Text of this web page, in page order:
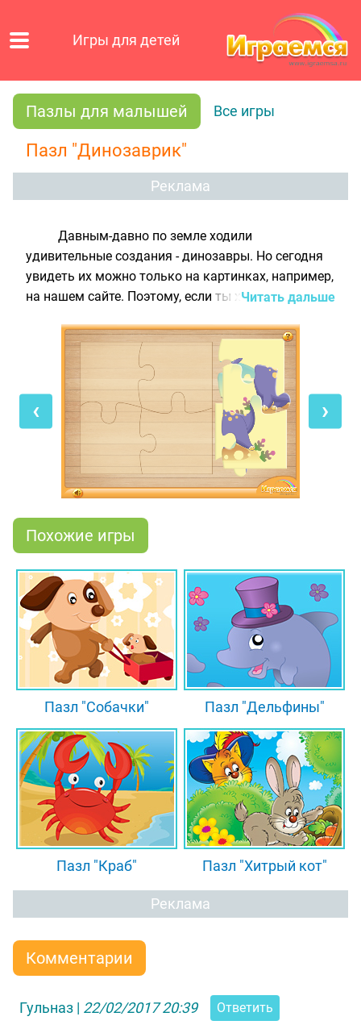
Игры для детей
Пазлы для малышей Все игры
Пазл "Динозаврик"
Реклама
Давным-давно по земле ходили
удивительные создания - динозавры. Но сегодня
увидеть их можно только на картинках, например,
на нашем сайте. Поэтому, если ты хочешь
миллионы лет назад, сыграй в онлайн игру для
малышей - собери весёлую картинку с
изображением динозаврика! Для этого тебе
необходимо по очереди мышкой переместить
каждый из четырёх кусочков в нужное место на
белом поле. Если твой выбор окажется верным,
ты услышишь подтверждающий звук, и кусочек
пазла закрепится в своей ячейке. Как только все
детальки станут на свои места, ты сможешь
увидеть целую картинку!
Читать дальше
‹ ›
Похожие игры
Пазл "Собачки" Пазл "Дельфины"
Пазл "Краб" Пазл "Хитрый кот"
Реклама
Комментарии
Гульназ | 22/02/2017 20:39
Ответить